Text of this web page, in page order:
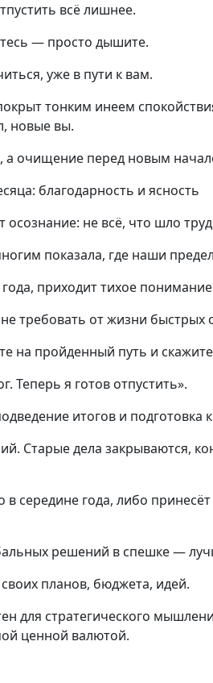
всё лишнее.
— просто дышите.
уже в пути к вам.
тонким инеем
новые вы.
а очищение перед новым
благодарность и ясность
осознание: не всё, что шло
показала, где наши
приходит тихое
требовать от жизни
на пройденный путь и
Теперь я готов отпустить».
итогов и подготовка
Старые дела закрываются,
в середине года, либо
решений в спешке —
планов, бюджета, идей.
для стратегического
ценной валютой.